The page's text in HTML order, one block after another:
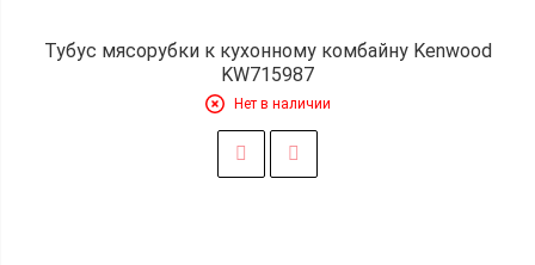
Тубус мясорубки к кухонному комбайну Kenwood
KW715987
Нет в наличии